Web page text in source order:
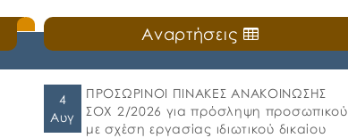
ορίων του Δήμου Χαλκιδέων
ΕΓΓΡΑΦΑ ΣΥΜΒΑΣΗΣΑναρτήσεις
4
Αυγ
ΠΡΟΣΩΡΙΝΟΙ ΠΙΝΑΚΕΣ ΑΝΑΚΟΙΝΩΣΗΣ
ΣΟΧ 2/2026 για πρόσληψη προσωπικού
με σχέση εργασίας ιδιωτικού δικαίου